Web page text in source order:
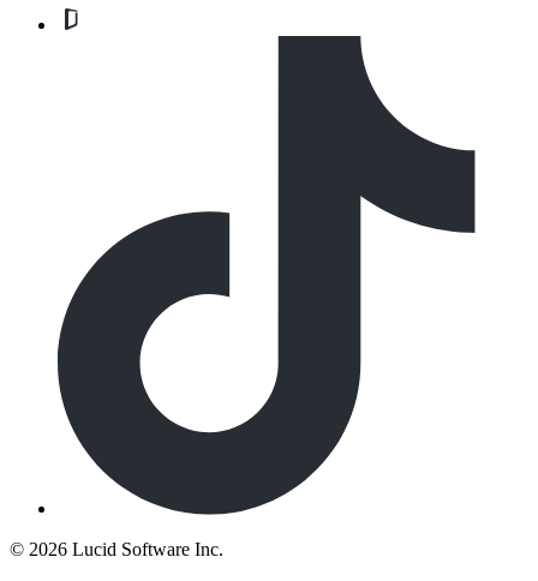
© 2026 Lucid Software Inc.